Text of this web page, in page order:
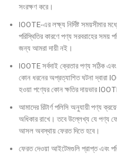
সংরক্ষণ করে।
IOOTE-এর লক্ষ্য নির্দিষ্ট সময়সীমার
পরিস্থিতির কারণে পণ্য সরবরাহের সময়
জন্য আমরা দায়ী নই।
IOOTE সর্বদাই ক্রেতার পণ্য সঠিক এবং
কোন ধরনের অপ্রত্যাশিত ঘটনা দ্বারা
হওয়া পণ্যের কোন ক্ষতির দায়ভার
আমাদের রিটার্ণ পলিসি অনুযায়ী পণ্য
অধিকার রাখে। তবে উল্লেখ্য যে পণ্য
আসল অবস্থায় ফেরত দিতে হবে।
ফেরত দেওয়া আইটেমগুলি প্রাপ্ত এবং